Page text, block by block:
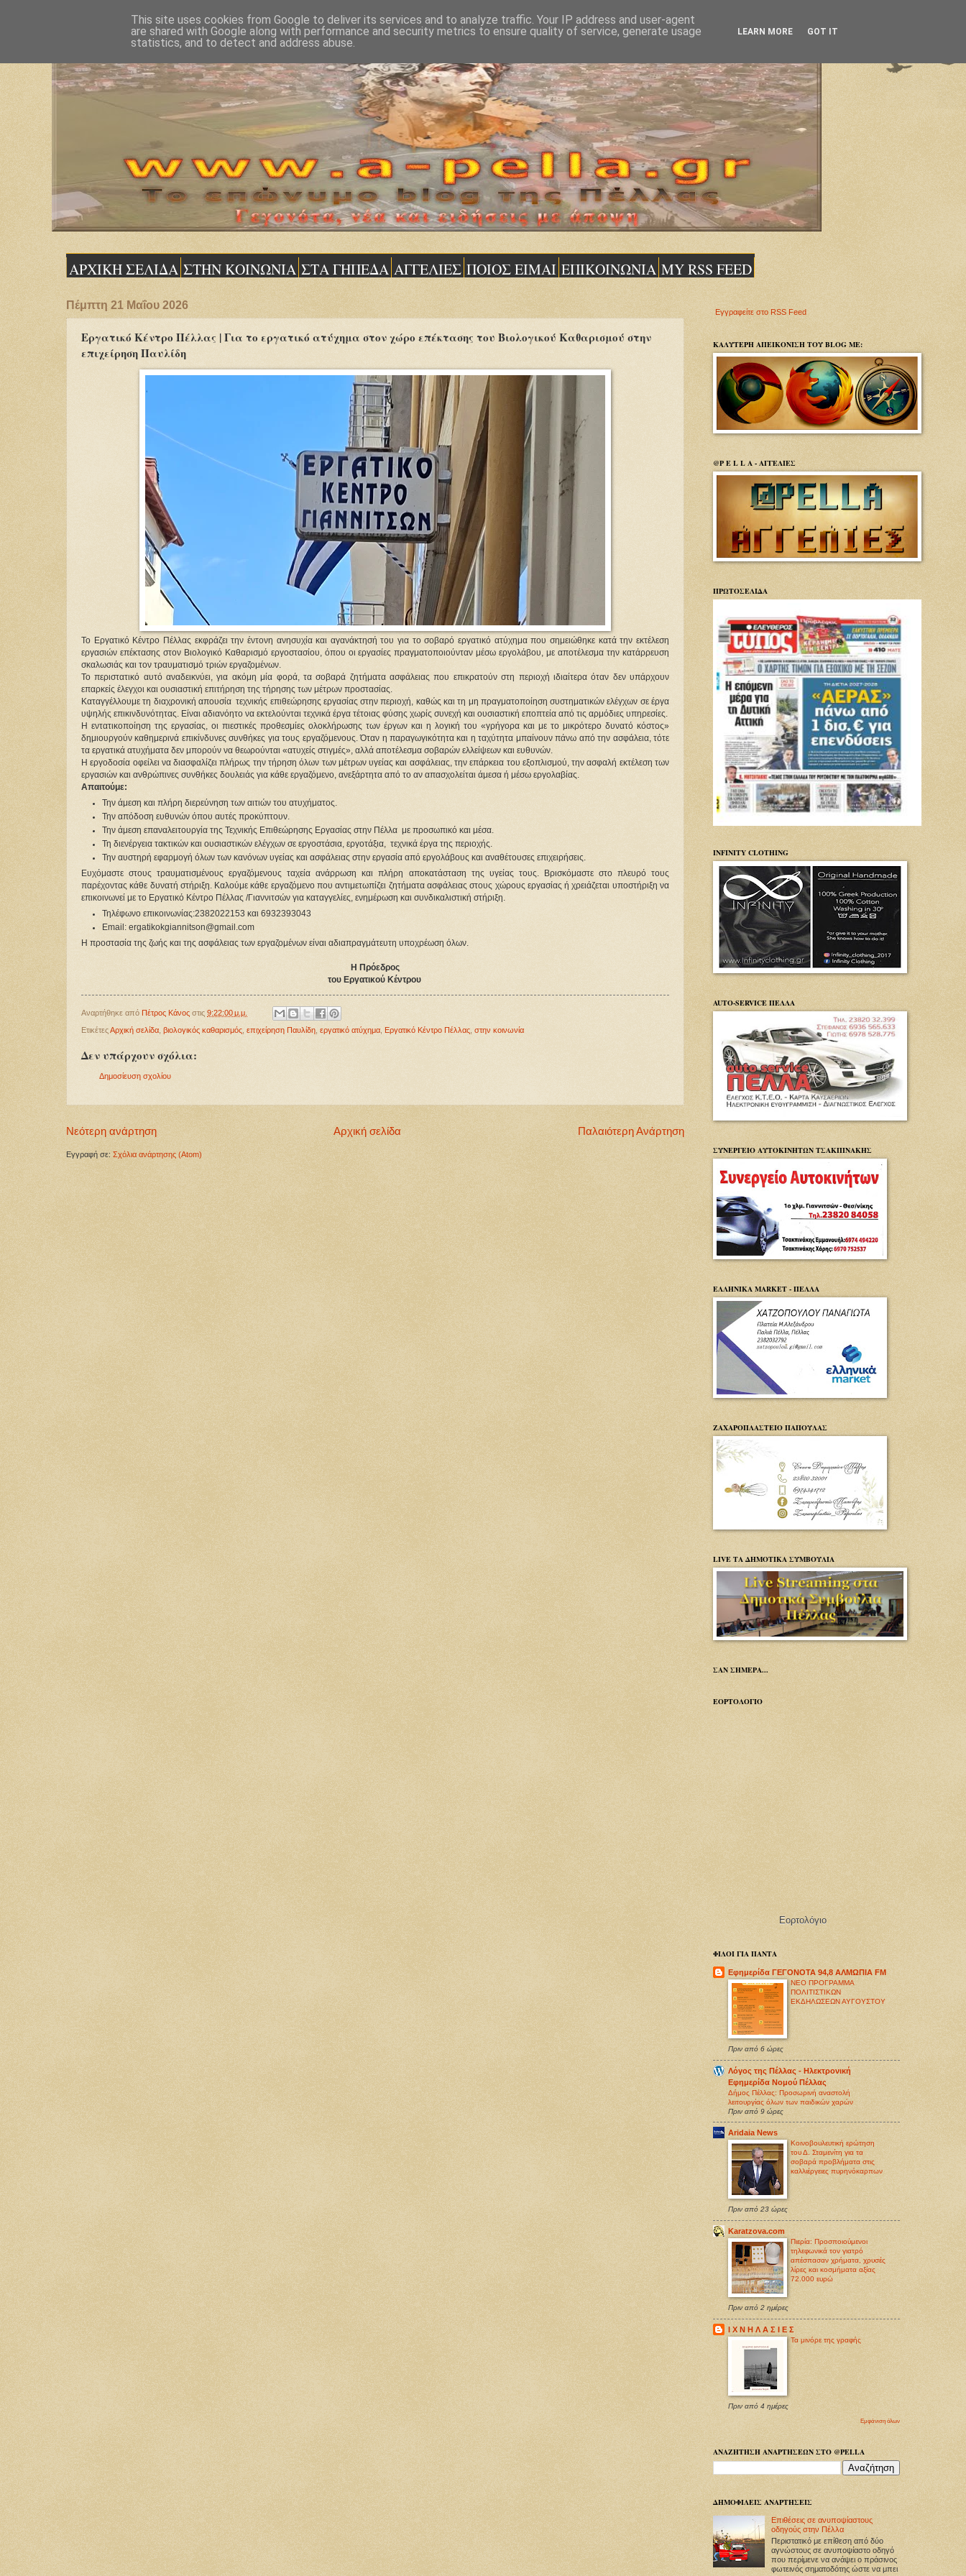
ΑΡΧΙΚΗ ΣΕΛΙΔΑ ΣΤΗΝ ΚΟΙΝΩΝΙΑ ΣΤΑ ΓΗΠΕΔΑ ΑΓΓΕΛΙΕΣ ΠΟΙΟΣ ΕΙΜΑΙ ΕΠΙΚΟΙΝΩΝΙΑ MY RSS FEED
Πέμπτη 21 Μαΐου 2026
Εργατικό Κέντρο Πέλλας | Για το εργατικό ατύχημα στον χώρο επέκτασης του Βιολογικού Καθαρισμού στην
επιχείρηση Παυλίδη
Το Εργατικό Κέντρο Πέλλας εκφράζει την έντονη ανησυχία και αγανάκτησή του για το σοβαρό εργατικό ατύχημα που σημειώθηκε κατά την εκτέλεση
εργασιών επέκτασης στον Βιολογικό Καθαρισμό εργοστασίου, όπου οι εργασίες πραγματοποιούνταν μέσω εργολάβου, με αποτέλεσμα την κατάρρευση
σκαλωσιάς και τον τραυματισμό τριών εργαζομένων.
Το περιστατικό αυτό αναδεικνύει, για ακόμη μία φορά, τα σοβαρά ζητήματα ασφάλειας που επικρατούν στη περιοχή ιδιαίτερα όταν δεν υπάρχουν
επαρκείς έλεγχοι και ουσιαστική επιτήρηση της τήρησης των μέτρων προστασίας.
Καταγγέλλουμε τη διαχρονική απουσία  τεχνικής επιθεώρησης εργασίας στην περιοχή, καθώς και τη μη πραγματοποίηση συστηματικών ελέγχων σε έργα
υψηλής επικινδυνότητας. Είναι αδιανόητο να εκτελούνται τεχνικά έργα τέτοιας φύσης χωρίς συνεχή και ουσιαστική εποπτεία από τις αρμόδιες υπηρεσίες.
Η εντατικοποίηση της εργασίας, οι πιεστικές προθεσμίες ολοκλήρωσης των έργων και η λογική του «γρήγορα και με το μικρότερο δυνατό κόστος»
δημιουργούν καθημερινά επικίνδυνες συνθήκες για τους εργαζόμενους. Όταν η παραγωγικότητα και η ταχύτητα μπαίνουν πάνω από την ασφάλεια, τότε
τα εργατικά ατυχήματα δεν μπορούν να θεωρούνται «ατυχείς στιγμές», αλλά αποτέλεσμα σοβαρών ελλείψεων και ευθυνών.
Η εργοδοσία οφείλει να διασφαλίζει πλήρως την τήρηση όλων των μέτρων υγείας και ασφάλειας, την επάρκεια του εξοπλισμού, την ασφαλή εκτέλεση των
εργασιών και ανθρώπινες συνθήκες δουλειάς για κάθε εργαζόμενο, ανεξάρτητα από το αν απασχολείται άμεσα ή μέσω εργολαβίας.
Απαιτούμε:
Την άμεση και πλήρη διερεύνηση των αιτιών του ατυχήματος.
Την απόδοση ευθυνών όπου αυτές προκύπτουν.
Την άμεση επαναλειτουργία της Τεχνικής Επιθεώρησης Εργασίας στην Πέλλα  με προσωπικό και μέσα.
Τη διενέργεια τακτικών και ουσιαστικών ελέγχων σε εργοστάσια, εργοτάξια,  τεχνικά έργα της περιοχής.
Την αυστηρή εφαρμογή όλων των κανόνων υγείας και ασφάλειας στην εργασία από εργολάβους και αναθέτουσες επιχειρήσεις.
Ευχόμαστε στους τραυματισμένους εργαζόμενους ταχεία ανάρρωση και πλήρη αποκατάσταση της υγείας τους. Βρισκόμαστε στο πλευρό τους
παρέχοντας κάθε δυνατή στήριξη. Καλούμε κάθε εργαζόμενο που αντιμετωπίζει ζητήματα ασφάλειας στους χώρους εργασίας ή χρειάζεται υποστήριξη να
επικοινωνεί με το Εργατικό Κέντρο Πέλλας /Γιαννιτσών για καταγγελίες, ενημέρωση και συνδικαλιστική στήριξη.
Τηλέφωνο επικοινωνίας:2382022153 και 6932393043
Email: ergatikokgiannitson@gmail.com
Η προστασία της ζωής και της ασφάλειας των εργαζομένων είναι αδιαπραγμάτευτη υποχρέωση όλων.
Η Πρόεδρος
του Εργατικού Κέντρου
Αναρτήθηκε από Πέτρος Κάνος στις 9:22:00 μ.μ.
ΕτικέτεςΑρχική σελίδα βιολογικός καθαρισμός επιχείρηση Παυλίδη εργατικό ατύχημα Εργατικό Κέντρο Πέλλας στην κοινωνία
Δεν υπάρχουν σχόλια:
Δημοσίευση σχολίου
Νεότερη ανάρτηση Παλαιότερη Ανάρτηση
Αρχική σελίδα
Εγγραφή σε: Σχόλια ανάρτησης (Atom)
Εγγραφείτε στο RSS Feed
ΚΑΛΥΤΕΡΗ ΑΠΕΙΚΟΝΙΣΗ ΤΟΥ BLOG ΜΕ:
@P E L L A - ΑΓΓΕΛΙΕΣ
ΠΡΩΤΟΣΕΛΙΔΑ
INFINITY CLOTHING
AUTO-SERVICE ΠΕΛΛΑ
ΣΥΝΕΡΓΕΙΟ ΑΥΤΟΚΙΝΗΤΩΝ ΤΣΑΚΠΙΝΑΚΗΣ
ΕΛΛΗΝΙΚΑ MARKET - ΠΕΛΛΑ
ΖΑΧΑΡΟΠΛΑΣΤΕΙΟ ΠΑΠΟΥΛΑΣ
LIVE ΤΑ ΔΗΜΟΤΙΚΑ ΣΥΜΒΟΥΛΙΑ
ΣΑΝ ΣΗΜΕΡΑ...
ΕΟΡΤΟΛΟΓΙΟ
Εορτολόγιο
ΦΙΛΟΙ ΓΙΑ ΠΑΝΤΑ
Εφημερίδα ΓΕΓΟΝΟΤΑ 94,8 ΑΛΜΩΠΙΑ FM
ΝΕΟ ΠΡΟΓΡΑΜΜΑ
ΠΟΛΙΤΙΣΤΙΚΩΝ
ΕΚΔΗΛΩΣΕΩΝ ΑΥΓΟΥΣΤΟΥ
Πριν από 6 ώρες
Λόγος της Πέλλας - Ηλεκτρονική
Εφημερίδα Νομού Πέλλας
Δήμος Πέλλας: Προσωρινή αναστολή
λειτουργίας όλων των παιδικών χαρών
Πριν από 9 ώρες
Aridaia News
Κοινοβουλευτική ερώτηση
του Δ. Σταμενίτη για τα
σοβαρά προβλήματα στις
καλλιέργειες πυρηνόκαρπων
Πριν από 23 ώρες
Karatzova.com
Πιερία: Προσποιούμενοι
τηλεφωνικά τον γιατρό
απέσπασαν χρήματα, χρυσές
λίρες και κοσμήματα αξίας
72.000 ευρώ
Πριν από 2 ημέρες
Ι Χ Ν Η Λ Α Σ Ι Ε Σ
Τα μινόρε της γραφής
Πριν από 4 ημέρες
Εμφάνιση όλων
ΑΝΑΖΗΤΗΣΗ ΑΝΑΡΤΗΣΕΩΝ ΣΤΟ @PELLA
ΔΗΜΟΦΙΛΕΙΣ ΑΝΑΡΤΗΣΕΙΣ
Επιθέσεις σε ανυποψίαστους
οδηγούς στην Πέλλα
Περιστατικό με επίθεση από δύο
αγνώστους σε ανυποψίαστο οδηγό
που περίμενε να ανάψει ο πράσινος
φωτεινός σηματοδότης ώστε να μπει
This site uses cookies from Google to deliver its services and to analyze traffic. Your IP address and user-agent
are shared with Google along with performance and security metrics to ensure quality of service, generate usage
statistics, and to detect and address abuse.
LEARN MORE GOT IT